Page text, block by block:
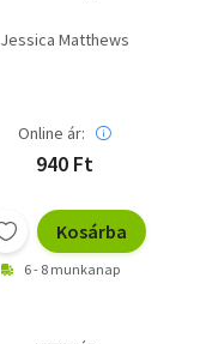
Jessica Matthews
Online ár:
940 Ft
Kosárba
6 - 8 munkanap